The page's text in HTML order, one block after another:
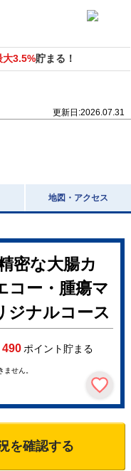
大3.5%貯まる！
更新日:2026.07.31
地図・アクセス
密な大腸カ
コー・腫瘍マ
ジナルコース
490ポイント貯まる
せん。
を確認する